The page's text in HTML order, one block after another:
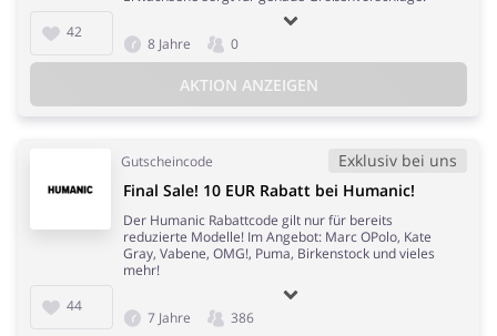
42
8 Jahre 0
AKTION ANZEIGEN
Gutscheincode Exklusiv bei uns
44
Final Sale! 10 EUR Rabatt bei Humanic!
Der Humanic Rabattcode gilt nur für bereits
reduzierte Modelle! Im Angebot: Marc OPolo, Kate
Gray, Vabene, OMG!, Puma, Birkenstock und vieles
mehr!
7 Jahre 386